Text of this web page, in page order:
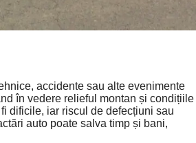
accidente sau alte evenimente
în vedere relieful montan și condițiile
dificile, iar riscul de defecțiuni sau
auto poate salva timp și bani,